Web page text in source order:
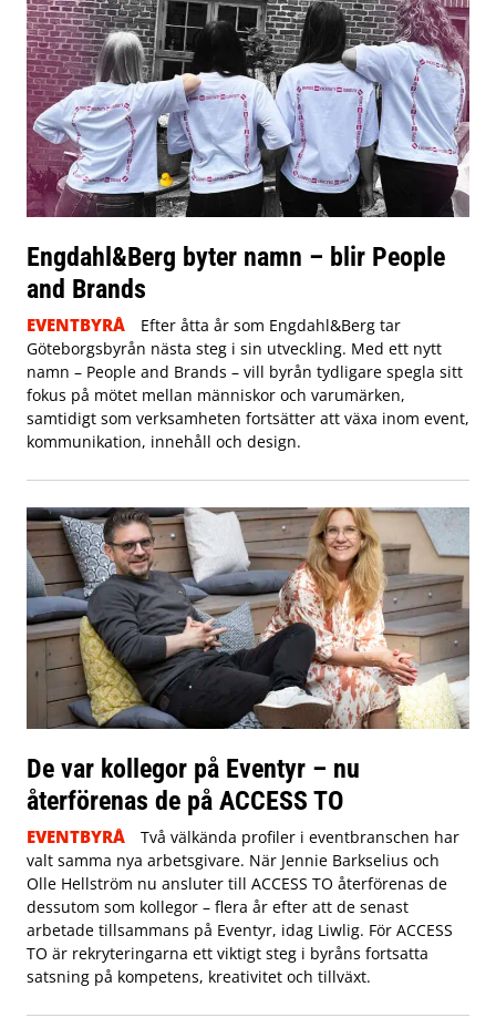
Engdahl&Berg byter namn – blir People
and Brands
EVENTBYRÅ
Efter åtta år som Engdahl&Berg tar
Göteborgsbyrån nästa steg i sin utveckling. Med ett nytt
namn – People and Brands – vill byrån tydligare spegla sitt
fokus på mötet mellan människor och varumärken,
samtidigt som verksamheten fortsätter att växa inom event,
kommunikation, innehåll och design.
De var kollegor på Eventyr – nu
återförenas de på ACCESS TO
EVENTBYRÅ
Två välkända profiler i eventbranschen har
valt samma nya arbetsgivare. När Jennie Barkselius och
Olle Hellström nu ansluter till ACCESS TO återförenas de
dessutom som kollegor – flera år efter att de senast
arbetade tillsammans på Eventyr, idag Liwlig. För ACCESS
TO är rekryteringarna ett viktigt steg i byråns fortsatta
satsning på kompetens, kreativitet och tillväxt.